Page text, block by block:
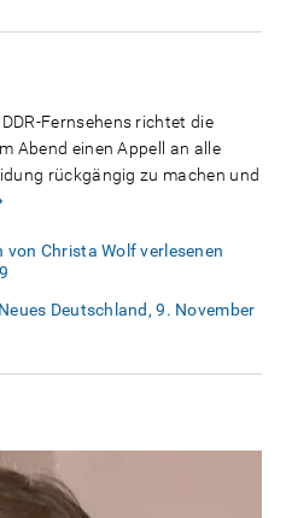
Fernsehens richtet die
Abend einen Appell an alle
rückgängig zu machen und
von Christa Wolf verlesenen
Deutschland, 9. November